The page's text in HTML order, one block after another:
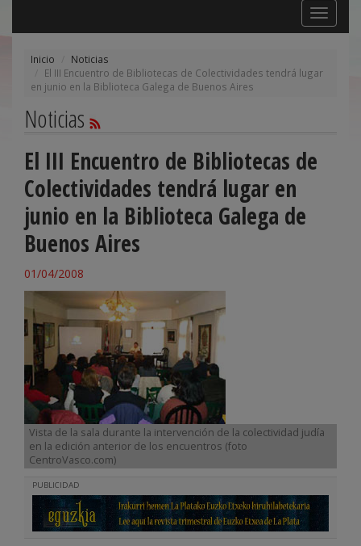
Toggle
navigation
Inicio
Noticias
El III Encuentro de Bibliotecas de Colectividades tendrá lugar
en junio en la Biblioteca Galega de Buenos Aires
Noticias
El III Encuentro de Bibliotecas de
Colectividades tendrá lugar en
junio en la Biblioteca Galega de
Buenos Aires
01/04/2008
Vista de la sala durante la intervención de la colectividad judía
en la edición anterior de los encuentros (foto
CentroVasco.com)
PUBLICIDAD